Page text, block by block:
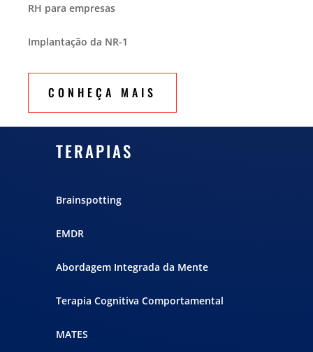
RH para empresas
Implantação da NR-1
CONHEÇA MAIS
TERAPIAS
Brainspotting
EMDR
Abordagem Integrada da Mente
Terapia Cognitiva Comportamental
MATES